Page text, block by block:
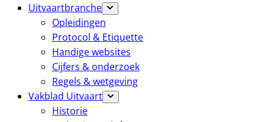
Uitvaartbranche
Opleidingen
Protocol & Etiquette
Handige websites
Cijfers & onderzoek
Regels & wetgeving
Vakblad Uitvaart
Historie